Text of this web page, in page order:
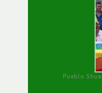
Pueblo